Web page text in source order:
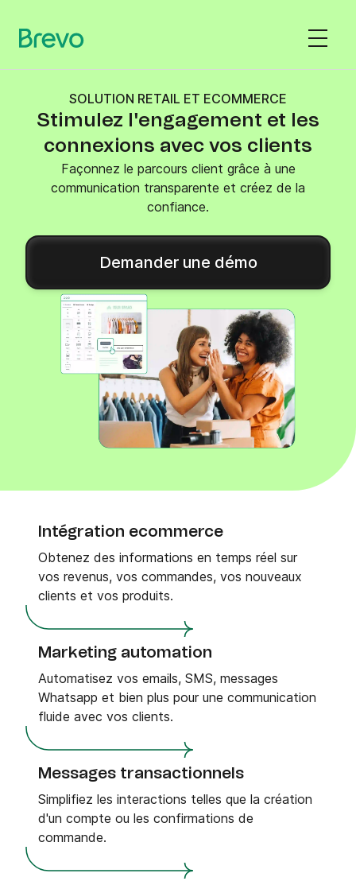
SOLUTION RETAIL ET ECOMMERCE
Stimulez l'engagement et les
connexions avec vos clients
Façonnez le parcours client grâce à une
communication transparente et créez de la
confiance.
Demander une démo
Intégration ecommerce
Obtenez des informations en temps réel sur
vos revenus, vos commandes, vos nouveaux
clients et vos produits.
Marketing automation
Automatisez vos emails, SMS, messages
Whatsapp et bien plus pour une communication
fluide avec vos clients.
Messages transactionnels
Simplifiez les interactions telles que la création
d'un compte ou les confirmations de
commande.